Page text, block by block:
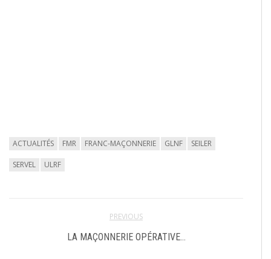
ACTUALITÉS FMR FRANC-MAÇONNERIE GLNF SEILER
SERVEL ULRF
PREVIOUS
LA MAÇONNERIE OPÉRATIVE…